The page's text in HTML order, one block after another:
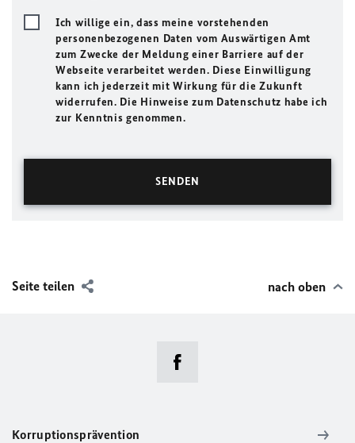
Ich willige ein, dass meine vorstehenden
personenbezogenen Daten vom Auswärtigen Amt
zum Zwecke der Meldung einer Barriere auf der
Webseite verarbeitet werden. Diese Einwilligung
kann ich jederzeit mit Wirkung für die Zukunft
widerrufen. Die Hinweise zum Datenschutz habe ich
zur Kenntnis genommen.
Seite teilen nach oben
Korruptionsprävention